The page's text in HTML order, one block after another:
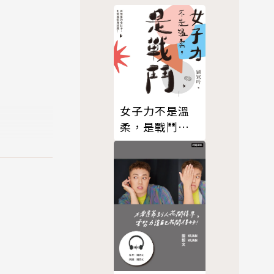
金會一
賽斯速
擔任新
雅節
一起來
女子力不是溫
柔，是戰鬥
（有聲書）